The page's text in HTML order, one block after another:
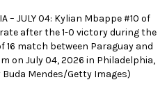
– JULY 04: Kylian Mbappe #10 of
after the 1-0 victory during the
16 match between Paraguay and
on July 04, 2026 in Philadelphia,
Mendes/Getty Images)